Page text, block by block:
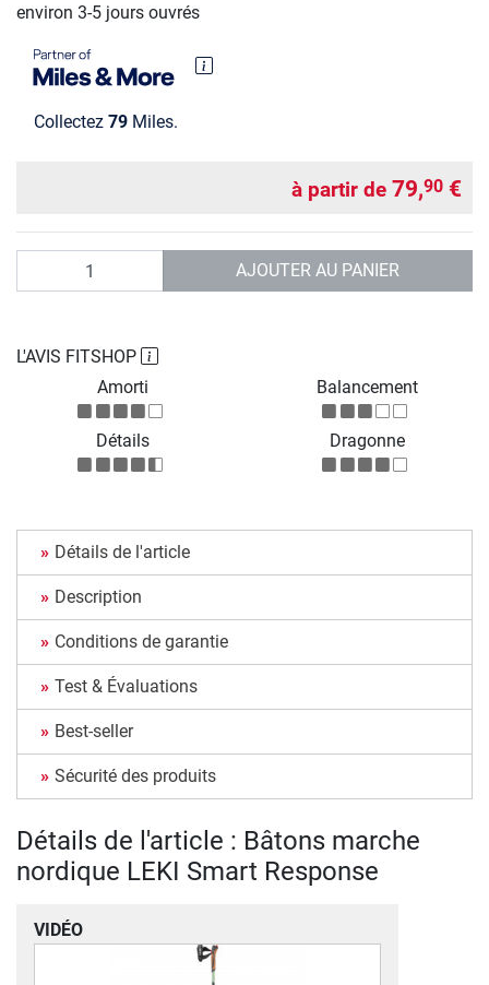
environ 3-5 jours ouvrés
Collectez 79 Miles.
à partir de 79,90 €
AJOUTER AU PANIER
L'AVIS FITSHOP
Amorti
Balancement
Détails Dragonne
Détails de l'article
Description
Conditions de garantie
Test & Évaluations
Best-seller
Sécurité des produits
Détails de l'article : Bâtons marche
nordique LEKI Smart Response
VIDÉO